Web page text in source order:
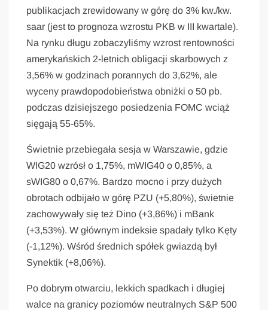
publikacjach zrewidowany w górę do 3% kw./kw.
saar (jest to prognoza wzrostu PKB w III kwartale).
Na rynku długu zobaczyliśmy wzrost rentowności
amerykańskich 2-letnich obligacji skarbowych z
3,56% w godzinach porannych do 3,62%, ale
wyceny prawdopodobieństwa obniżki o 50 pb.
podczas dzisiejszego posiedzenia FOMC wciąż
sięgają 55-65%.
Świetnie przebiegała sesja w Warszawie, gdzie
WIG20 wzrósł o 1,75%, mWIG40 o 0,85%, a
sWIG80 o 0,67%. Bardzo mocno i przy dużych
obrotach odbijało w górę PZU (+5,80%), świetnie
zachowywały się też Dino (+3,86%) i mBank
(+3,53%). W głównym indeksie spadały tylko Kęty
(-1,12%). Wśród średnich spółek gwiazdą był
Synektik (+8,06%).
Po dobrym otwarciu, lekkich spadkach i długiej
walce na granicy poziomów neutralnych S&P 500